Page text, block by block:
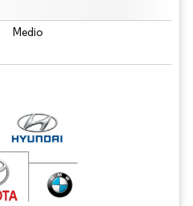
Medio
requiere atribución según CC BY 4.0.